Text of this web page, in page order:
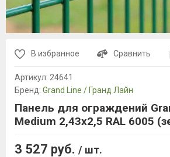
В избранное Сравнить
Артикул: 24641
Бренд: Grand Line / Гранд Лайн
Панель для ограждений
Medium 2,43x2,5 RAL 6005
3 527 руб. / шт.